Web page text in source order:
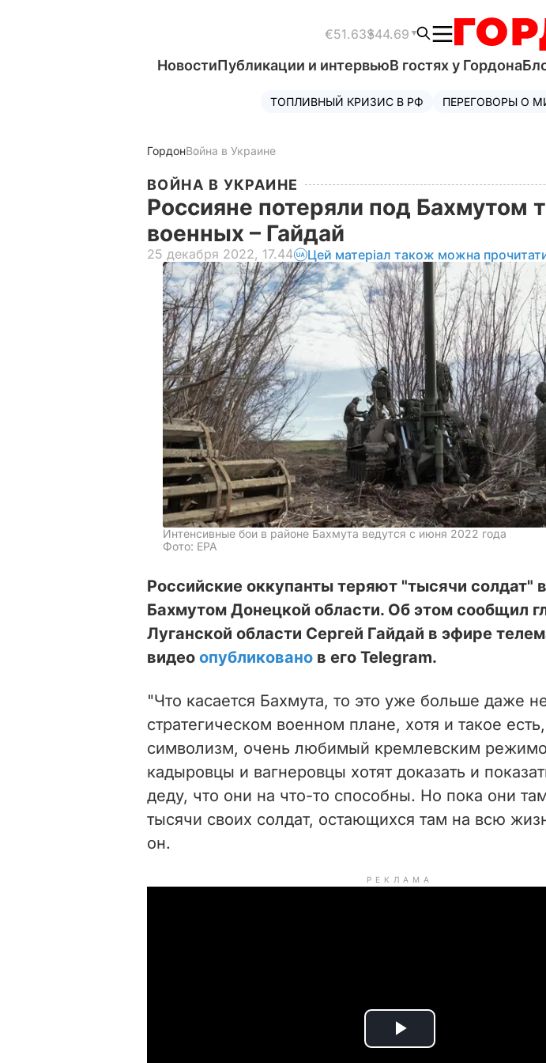
€51.63$44.69
НовостиПубликации и интервьюВ гостях у Гордона
ТОПЛИВНЫЙ КРИЗИС В РФ ПЕРЕГОВОРЫ О
ГордонВойна в Украине
ВОЙНА В УКРАИНЕ
Россияне потеряли под Бахмутом
военных – Гайдай
25 декабря 2022, 17.44 Цей матеріал також можна
Интенсивные бои в районе Бахмута ведутся с июня 2022 года
Фото: EPA
Российские оккупанты теряют "тысячи солдат"
Бахмутом Донецкой области. Об этом сообщил
Луганской области Сергей Гайдай в эфире
видео опубликовано в его Telegram.
"Что касается Бахмута, то это уже больше даже
стратегическом военном плане, хотя и такое
символизм, очень любимый кремлевским
кадыровцы и вагнеровцы хотят доказать и
деду, что они на что-то способны. Но пока они
тысячи своих солдат, остающихся там на всю
он.
РЕКЛАМА
P